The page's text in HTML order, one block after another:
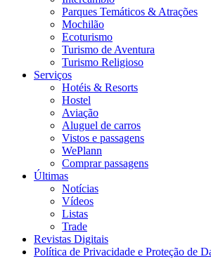
Parques Temáticos & Atrações
Mochilão
Ecoturismo
Turismo de Aventura
Turismo Religioso
Serviços
Hotéis & Resorts
Hostel
Aviação
Aluguel de carros
Vistos e passagens
WePlann
Comprar passagens
Últimas
Notícias
Vídeos
Listas
Trade
Revistas Digitais
Política de Privacidade e Proteção de